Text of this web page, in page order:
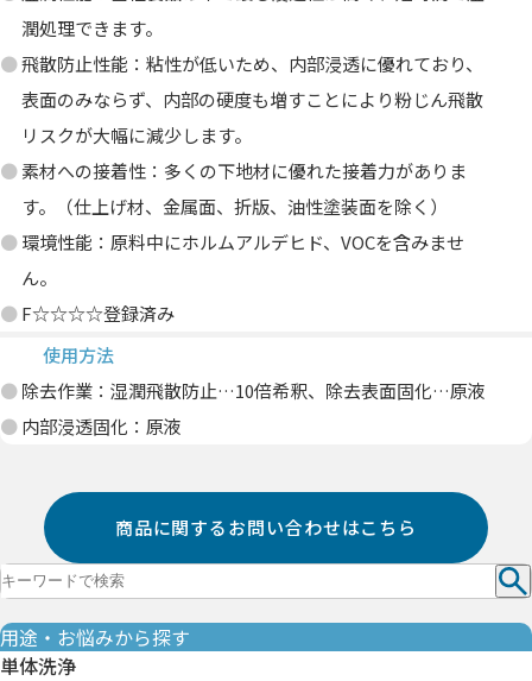
用途・お悩みから探す
単体洗浄
潤処理できます。
飛散防止性能：粘性が低いため、内部浸透に優れており、
表面のみならず、内部の硬度も増すことにより粉じん飛散
リスクが大幅に減少します。
素材への接着性：多くの下地材に優れた接着力がありま
す。（仕上げ材、金属面、折版、油性塗装面を除く）
環境性能：原料中にホルムアルデヒド、VOCを含みませ
ん。
F☆☆☆☆登録済み
使用方法
除去作業：湿潤飛散防止…10倍希釈、除去表面固化…原液
内部浸透固化：原液
商品に関するお問い合わせはこちら